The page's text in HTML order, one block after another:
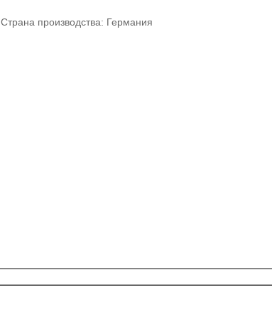
Страна производства: Германия